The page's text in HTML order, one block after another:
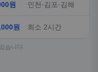
원 인천·김포·김해
원 최소 2시간
습니다.